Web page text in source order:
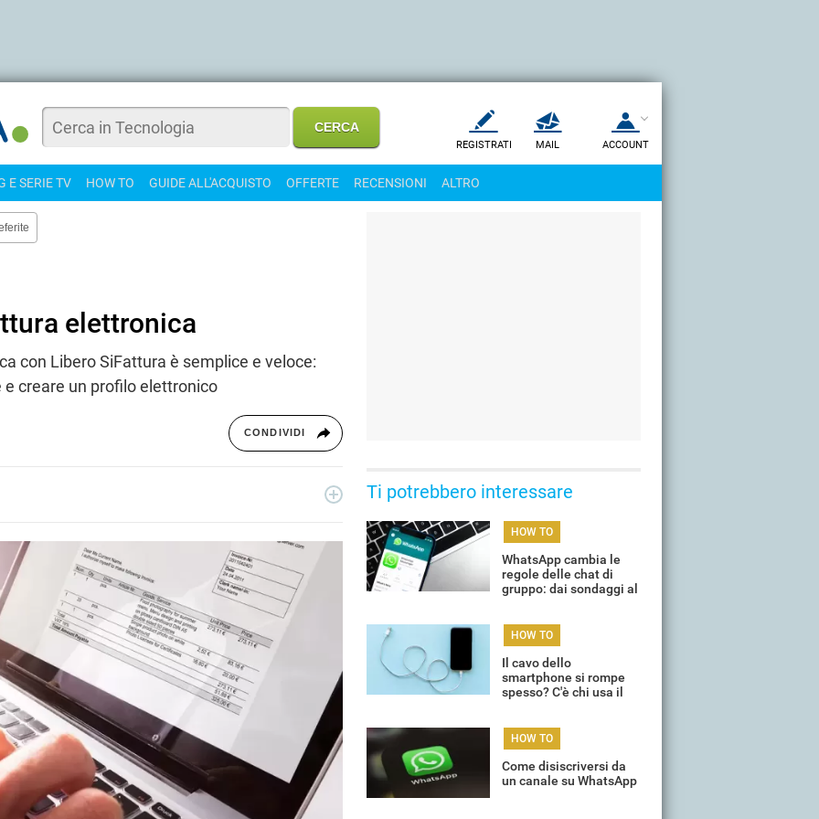
REGISTRATI MAIL ACCOUNT
E SERIE TV HOW TO GUIDE ALL'ACQUISTO OFFERTE RECENSIONI ALTRO
elettronica
con Libero SiFattura è semplice e veloce:
creare un profilo elettronico
CONDIVIDI
nostri articoli sul mondo Android e Apple, app e social,
domotica e gadget.
Ti potrebbero interessare
HOW TO
WhatsApp cambia le
regole delle chat di
gruppo: dai sondaggi al
HOW TO
Il cavo dello
smartphone si rompe
spesso? C'è chi usa il
HOW TO
Come disiscriversi da
un canale su WhatsApp